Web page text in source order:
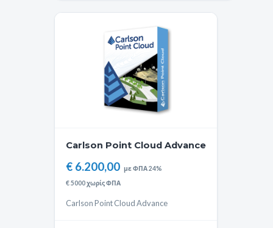
Carlson Point Cloud Advance
€ 6.200,00 με ΦΠΑ 24%
€ 5000 χωρίς ΦΠΑ
Carlson Point Cloud Advance